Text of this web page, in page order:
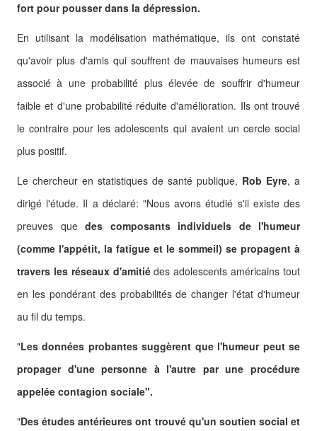
fort pour pousser dans la dépression.
En utilisant la modélisation mathématique, ils ont constaté
qu'avoir plus d'amis qui souffrent de mauvaises humeurs est
associé à une probabilité plus élevée de souffrir d'humeur
faible et d'une probabilité réduite d'amélioration. Ils ont trouvé
le contraire pour les adolescents qui avaient un cercle social
plus positif.
Le chercheur en statistiques de santé publique, Rob Eyre, a
dirigé l'étude. Il a déclaré: "Nous avons étudié s'il existe des
preuves quedes composants individuels de l'humeur
(comme l'appétit, la fatigue et le sommeil) se propagent à
travers les réseaux d'amitiédes adolescents américains tout
en les pondérant des probabilités de changer l'état d'humeur
au fil du temps.
"Les données probantes suggèrent que l'humeur peut se
propager d'une personne à l'autre par une procédure
appelée contagion sociale".
"Des études antérieures ont trouvé qu'un soutien social et